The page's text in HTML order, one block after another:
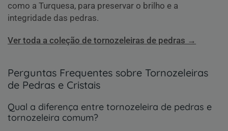
como a Turquesa, para preservar o brilho e a
integridade das pedras.
Ver toda a coleção de tornozeleiras de pedras →
Perguntas Frequentes sobre Tornozeleiras
de Pedras e Cristais
Qual a diferença entre tornozeleira de pedras e
tornozeleira comum?